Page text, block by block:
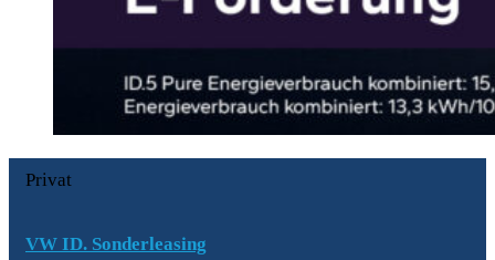
Privat
VW ID. Sonderleasing